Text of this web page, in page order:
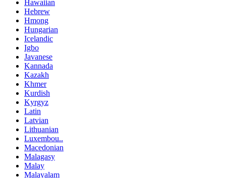
Hawaiian
Hebrew
Hmong
Hungarian
Icelandic
Igbo
Javanese
Kannada
Kazakh
Khmer
Kurdish
Kyrgyz
Latin
Latvian
Lithuanian
Luxembou..
Macedonian
Malagasy
Malay
Malayalam